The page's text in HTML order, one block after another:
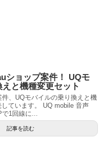
ショップ案件！ UQモ
と機種変更セット
件、UQモバイルの乗り換えと機
ています。 UQ mobile 音声
1回線に...
記事を読む